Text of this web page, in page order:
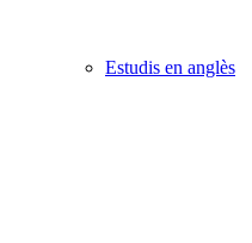
Estudis en anglès